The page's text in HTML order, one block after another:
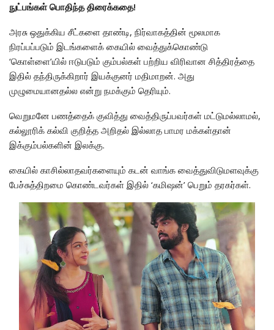
நுட்பங்கள் பொதிந்த திரைக்கதை!
அரசு ஒதுக்கிய சீட்களை தாண்டி, நிர்வாகத்தின் மூலமாக
நிரப்பப்படும் இடங்களைக் கையில் வைத்துக்கொண்டு
‘கொள்ளை’யில் ஈடுபடும் கும்பல்கள் பற்றிய விரிவான சித்திரத்தை
இதில் தந்திருக்கிறார் இயக்குனர் மதிமாறன். அது
முழுமையானதல்ல என்று நமக்கும் தெரியும்.
வெறுமனே பணத்தைக் குவித்து வைத்திருப்பவர்கள் மட்டுமல்லாமல்,
கல்லூரிக் கல்வி குறித்த அறிதல் இல்லாத பாமர மக்கள்தான்
இக்கும்பல்களின் இலக்கு.
கையில் காசில்லாதவர்களையும் கடன் வாங்க வைத்துவிடுமளவுக்கு
பேச்சுத்திறமை கொண்டவர்கள் இதில் ‘கமிஷன்’ பெறும் தரகர்கள்.